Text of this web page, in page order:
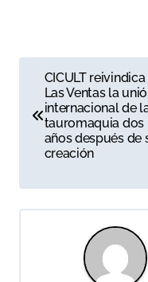
a
g
CICULT reivindica
Las Ventas la
internacional de
tauromaquia dos
años después de
creación